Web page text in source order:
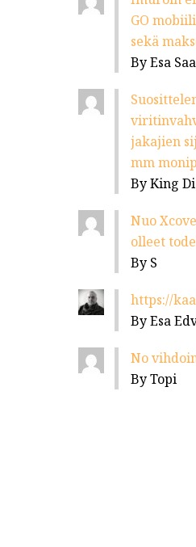
GO
sekä
By Esa
jakajien
mm
By King
Nuo
olleet
By S
https://
By Esa
No
By Topi